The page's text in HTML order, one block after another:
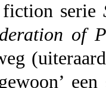
serie
of